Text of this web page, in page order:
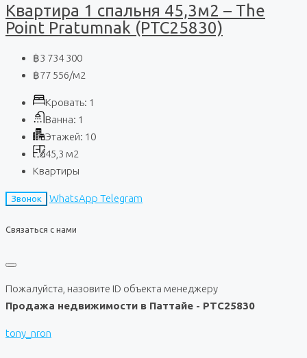
Квартира 1 спальня 45,3м2 – The
Point Pratumnak (PTC25830)
฿3 734 300
฿77 556/м2
Кровать: 1
Ванна: 1
Этажей: 10
45,3 м2
Квартиры
Звонок WhatsApp Telegram
Связаться с нами
Пожалуйста, назовите ID объекта менеджеру
Продажа недвижимости в Паттайе - PTC25830
tony_nron